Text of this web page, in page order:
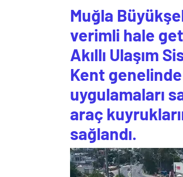
Muğla
verimli hale
Akıllı Ulaşım
Kent
uygulamaları
araç
sağlandı.